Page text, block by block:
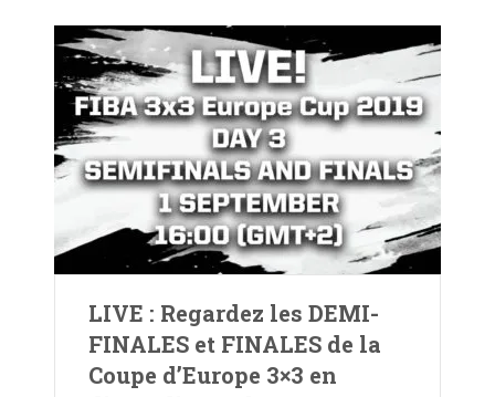
LIVE : Regardez les DEMI-
FINALES et FINALES de la
Coupe d’Europe 3×3 en